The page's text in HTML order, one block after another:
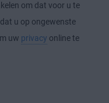
om dat voor u te
u op ongewenste
uw privacy online te